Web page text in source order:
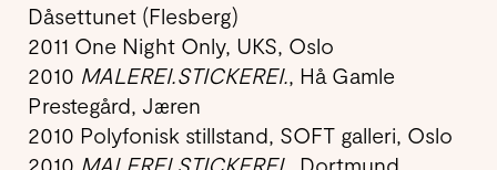
Dåsettunet (Flesberg)
2011 One Night Only, UKS, Oslo
2010 MALEREI.STICKEREI., Hå Gamle
Prestegård, Jæren
2010 Polyfonisk stillstand, SOFT galleri, Oslo
2010 MALEREI.STICKEREI., Dortmund